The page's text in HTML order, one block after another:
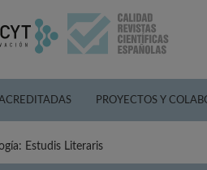
PROYECTOS Y
Estudis Literaris